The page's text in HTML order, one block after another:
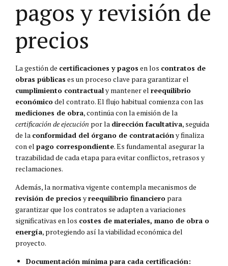
pagos y revisión de
precios
La gestión de certificaciones y pagos en los contratos de
obras públicas es un proceso clave para garantizar el
cumplimiento contractualy mantener el reequilibrio
económicodel contrato. El flujo habitual comienza con las
mediciones de obra, continúa con la emisión de la
certificación de ejecución por la dirección facultativa, seguida
de la conformidad del órgano de contratacióny finaliza
con el pago correspondiente. Es fundamental asegurar la
trazabilidad de cada etapa para evitar conflictos, retrasos y
reclamaciones.
Además, la normativa vigente contempla mecanismos de
revisión de precios yreequilibrio financiero para
garantizar que los contratos se adapten a variaciones
significativas en los costes de materiales, mano de obra o
energía, protegiendo así la viabilidad económica del
proyecto.
Documentación mínima para cada certificación: